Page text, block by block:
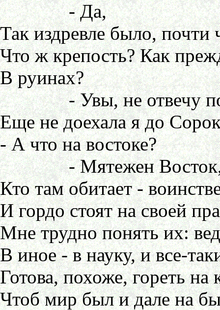
- Да,
Так издревле было, почти
Что ж крепость? Как
В руинах?
- Увы, не отвечу
Еще не доехала я до
- А что на востоке?
- Мятежен
Кто там обитает -
И гордо стоят на своей
Мне трудно понять их:
В иное - в науку, и все-
Готова, похоже, гореть на
Чтоб мир был и дале на